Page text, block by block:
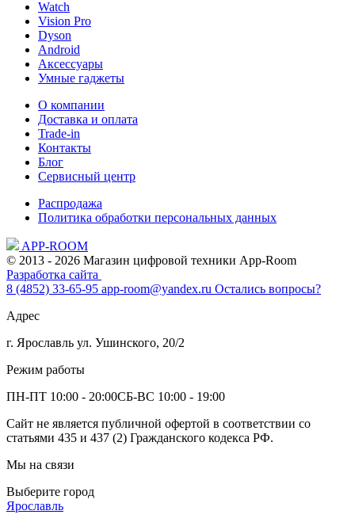
Watch
Vision Pro
Dyson
Android
Аксессуары
Умные гаджеты
О компании
Доставка и оплата
Trade-in
Контакты
Блог
Сервисный центр
Распродажа
Политика обработки персональных данных
APP-ROOM
© 2013 - 2026 Магазин цифровой техники App-Room
Разработка сайта
8 (4852) 33-65-95 app-room@yandex.ru Остались вопросы?
Адрес
г. Ярославль ул. Ушинского, 20/2
Режим работы
ПН-ПТ 10:00 - 20:00СБ-ВС 10:00 - 19:00
Сайт не является публичной офертой в соответствии со
статьями 435 и 437 (2) Гражданского кодекса РФ.
Мы на связи
Выберите город
Ярославль